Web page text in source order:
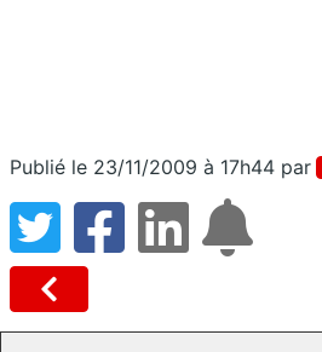
Publié le 23/11/2009 à 17h44 par